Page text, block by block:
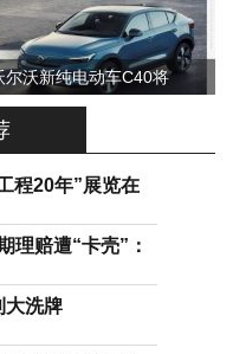
尔沃新纯电动车C40将
程20年”展览在
理赔遭“卡壳”：
大洗牌